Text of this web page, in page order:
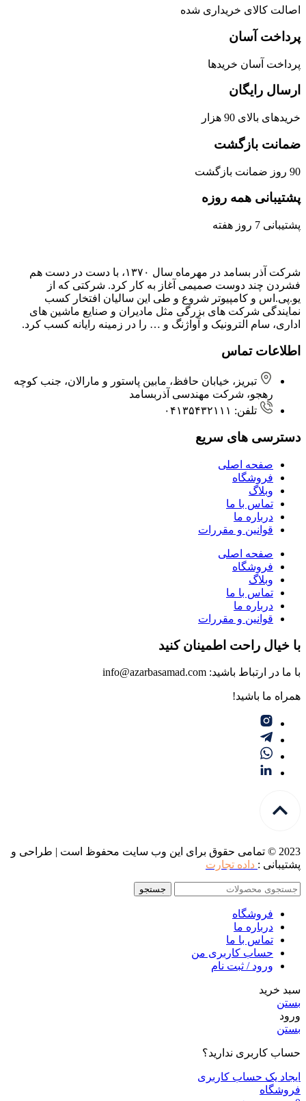
اصالت کالای خریداری شده
پرداخت آسان
پرداخت آسان خریدها
ارسال رایگان
خریدهای بالای 90 هزار
ضمانت بازگشت
90 روز ضمانت بازگشت
پشتیبانی همه روزه
پشتیبانی 7 روز هفته
شرکت آذر بسامد در مهرماه سال ۱۳۷۰، با دست در دست هم
فشردن ‌چند دوست صمیمی آغاز به کار کرد. شرکتی که از
یو.پی.اس و کامپیوتر شروع و طی این سالیان افتخار کسب
نمایندگی شرکت های بزرگی مثل مادیران و صنایع ماشین های
اداری، سام الترونیک و آواژنگ و … را در زمینه رایانه کسب کرد.
اطلاعات تماس
تبریز، خیابان حافظ، مابین پاستور و مارالان، جنب کوچه
رهجو، شرکت مهندسی آذربسامد
تلفن: ۰۴۱۳۵۴۳۲۱۱۱
دسترسی های سریع
صفحه اصلی
فروشگاه
وبلاگ
تماس با ما
درباره ما
قوانین و مقررات
صفحه اصلی
فروشگاه
وبلاگ
تماس با ما
درباره ما
قوانین و مقررات
با خیال راحت اطمینان کنید
با ما در ارتباط باشید: info@azarbasamad.com
همراه ما باشید!
2023 © تمامی حقوق برای این وب سایت محفوظ است | طراحی و
پشتیبانی : داده تجارت
جستجو
فروشگاه
درباره ما
تماس با ما
حساب کاربری من
ورود / ثبت نام
سبد خرید
بستن
ورود
بستن
حساب کاربری ندارید؟
ایجاد یک حساب کاربری
فروشگاه